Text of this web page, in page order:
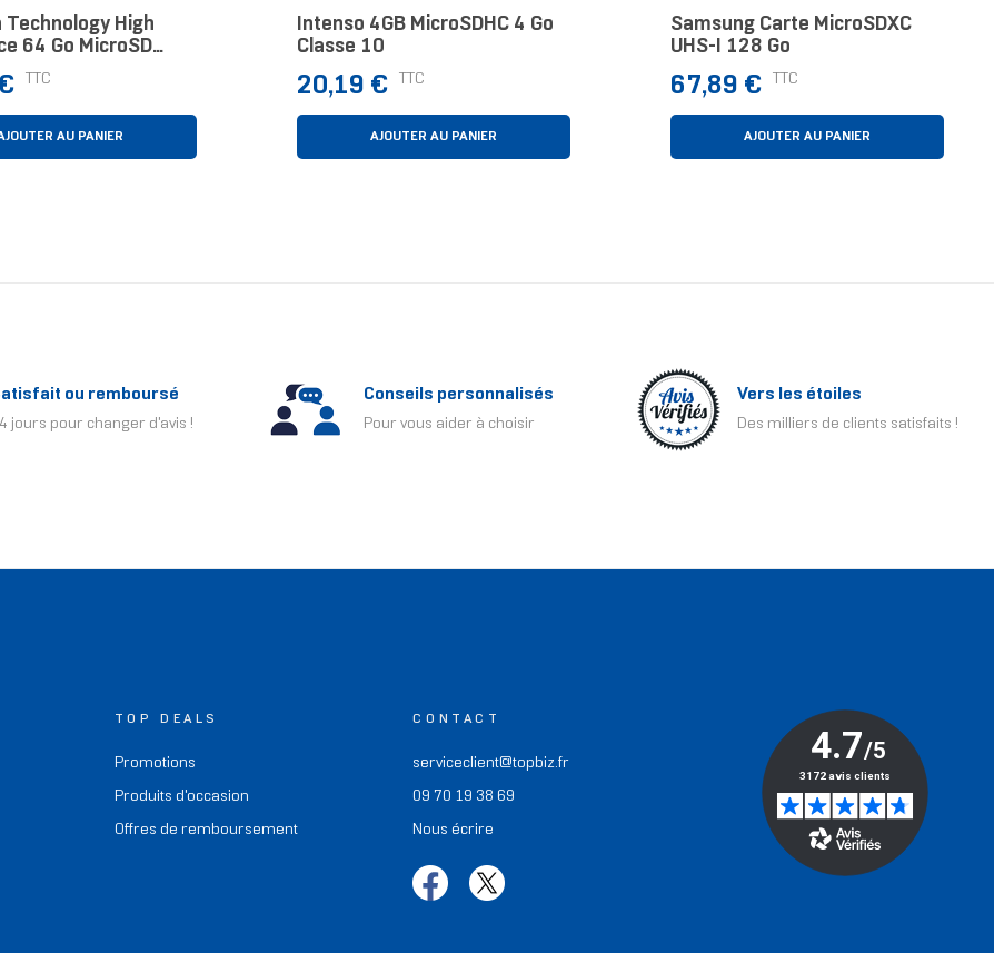
Technology High
64 Go MicroSD
10
TTC
AU PANIER
Intenso 4GB MicroSDHC 4 Go
Classe 10
Prix
20,19 € TTC
AJOUTER AU PANIER
Samsung Carte MicroSDXC
UHS-I 128 Go
Prix
67,89 € TTC
AJOUTER AU PANIER
ou remboursé
jours pour changer d'avis !
Conseils personnalisés
Pour vous aider à choisir
Vers les étoiles
Des milliers de clients satisfaits !
TOP DEALS
Promotions
Produits d'occasion
Offres de remboursement
CONTACT
serviceclient@topbiz.fr
09 70 19 38 69
Nous écrire